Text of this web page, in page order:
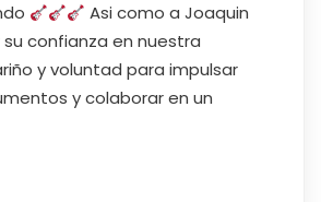
Asi como a Joaquin
su confianza en nuestra
y voluntad para impulsar
y colaborar en un